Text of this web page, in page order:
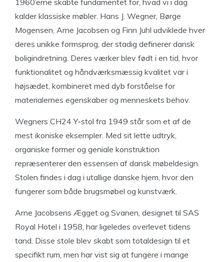
1960’erne skabte fundamentet for, hvad vi i dag
kalder klassiske møbler. Hans J. Wegner, Børge
Mogensen, Arne Jacobsen og Finn Juhl udviklede hver
deres unikke formsprog, der stadig definerer dansk
boligindretning. Deres værker blev født i en tid, hvor
funktionalitet og håndværksmæssig kvalitet var i
højsædet, kombineret med dyb forståelse for
materialernes egenskaber og menneskets behov.
Wegners CH24 Y-stol fra 1949 står som et af de
mest ikoniske eksempler. Med sit lette udtryk,
organiske former og geniale konstruktion
repræsenterer den essensen af dansk møbeldesign.
Stolen findes i dag i utallige danske hjem, hvor den
fungerer som både brugsmøbel og kunstværk.
Arne Jacobsens Ægget og Svanen, designet til SAS
Royal Hotel i 1958, har ligeledes overlevet tidens
tand. Disse stole blev skabt som totaldesign til et
specifikt rum, men har vist sig at fungere i mange